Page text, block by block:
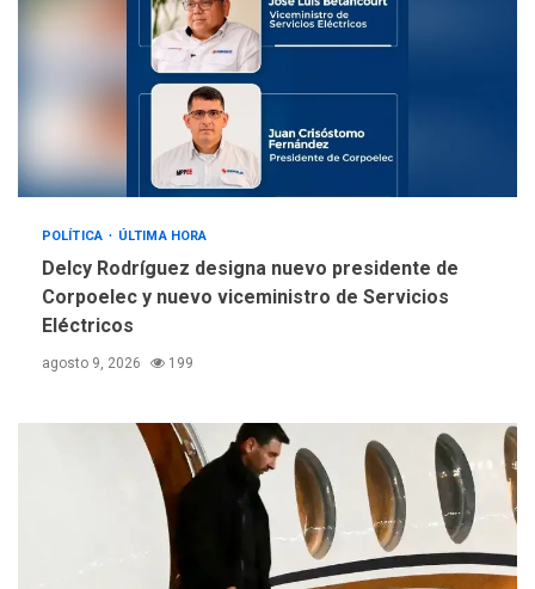
REGIONALES
Alcaldía de Mariño climatiza
Núcleo del Sistema de
Orquestas Porlamar
POLÍTICA ÚLTIMA HORA
Delcy Rodríguez designa nuevo presidente de
Corpoelec y nuevo viceministro de Servicios
Eléctricos
agosto 9, 2026 199